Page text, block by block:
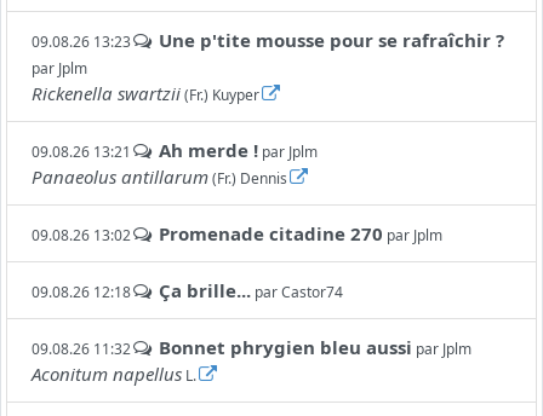
09.08.26 13:23 Une p'tite mousse pour se rafraîchir ?
par Jplm
Rickenella swartzii(Fr.) Kuyper
09.08.26 13:21 Ah merde ! par Jplm
Panaeolus antillarum(Fr.) Dennis
09.08.26 13:02 Promenade citadine 270 par Jplm
09.08.26 12:18 Ça brille... parCastor74
09.08.26 11:32 Bonnet phrygien bleu aussi par Jplm
Aconitum napellus L.